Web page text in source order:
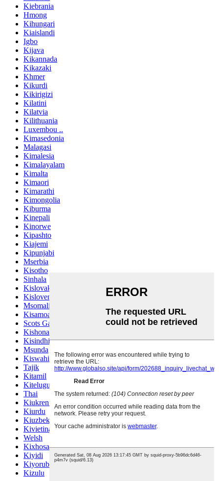
Kiebrania
Hmong
Kihungari
Kiaislandi
Igbo
Kijava
Kikannada
Kikazaki
Khmer
Kikurdi
Kikirigizi
Kilatini
Kilatvia
Kilithuania
Luxembou ..
Kimasedonia
Malagasi
Kimalesia
Kimalayalam
Kimalta
Kimaori
Kimarathi
Kimongolia
Kiburma
Kinepali
Kinorwe
Kipashto
Kiajemi
Kipunjabi
Mserbia
Kisotho
Sinhala
Kislovakia
Kislovenia
Msomali
Kisamoa
Scots Gaelic
Kishona
Kisindhi
Msunda
Kiswahili
Tajik
Kitamil
Kitelugu
Thai
Kiukreni
Kiurdu
Kiuzbeki
Kivietinamu
Welsh
Kixhosa
Kiyidi
Kiyoruba
Kizulu